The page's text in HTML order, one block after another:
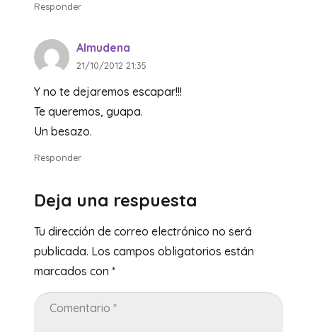
Responder
Almudena
21/10/2012 21:35
Y no te dejaremos escapar!!!
Te queremos, guapa.
Un besazo.
Responder
Deja una respuesta
Tu dirección de correo electrónico no será
publicada. Los campos obligatorios están
marcados con *